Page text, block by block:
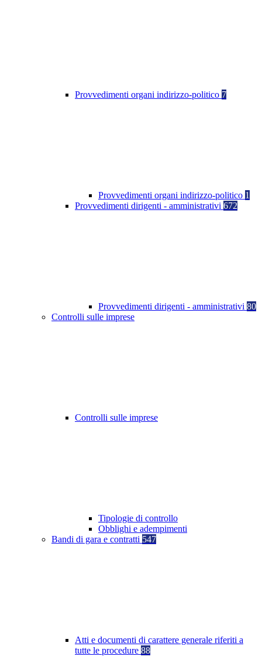
Provvedimenti organi indirizzo-politico 7
Provvedimenti organi indirizzo-politico 1
Provvedimenti dirigenti - amministrativi 672
Provvedimenti dirigenti - amministrativi 80
Controlli sulle imprese
Controlli sulle imprese
Tipologie di controllo
Obblighi e adempimenti
Bandi di gara e contratti 547
Atti e documenti di carattere generale riferiti a
tutte le procedure 88